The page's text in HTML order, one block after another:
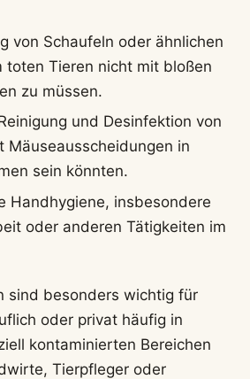
von Schaufeln oder ähnlichen
toten Tieren nicht mit bloßen
zu müssen.
und Desinfektion von
Mäuseausscheidungen in
sein könnten.
Handhygiene, insbesondere
oder anderen Tätigkeiten im
sind besonders wichtig für
oder privat häufig in
kontaminierten Bereichen
Tierpfleger oder